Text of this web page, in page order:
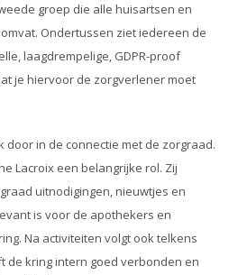
groep die alle huisartsen en
Ondertussen ziet iedereen de
laagdrempelige, GDPR-proof
je hiervoor de zorgverlener moet
door in de connectie met de zorgraad.
Lacroix een belangrijke rol. Zij
uitnodigingen, nieuwtjes en
is voor de apothekers en
Na activiteiten volgt ook telkens
de kring intern goed verbonden en